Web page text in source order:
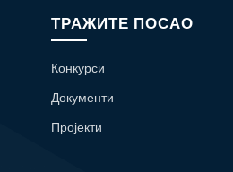
ТРАЖИТЕ ПОСАО
Конкурси
Документи
Пројекти